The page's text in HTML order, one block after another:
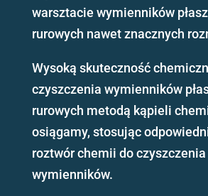
warsztacie wymienników
rurowych nawet znacznych
Wysoką skuteczność
czyszczenia wymienników
rurowych metodą kąpieli
osiągamy, stosując
roztwór chemii do czyszczenia
wymienników.